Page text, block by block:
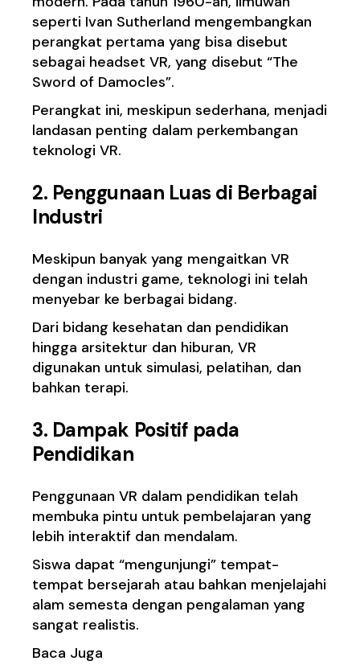
seperti Ivan Sutherland mengembangkan
perangkat pertama yang bisa disebut
sebagai headset VR, yang disebut “The
Sword of Damocles”.
Perangkat ini, meskipun sederhana, menjadi
landasan penting dalam perkembangan
teknologi VR.
2. Penggunaan Luas di Berbagai
Industri
Meskipun banyak yang mengaitkan VR
dengan industri game, teknologi ini telah
menyebar ke berbagai bidang.
Dari bidang kesehatan dan pendidikan
hingga arsitektur dan hiburan, VR
digunakan untuk simulasi, pelatihan, dan
bahkan terapi.
3. Dampak Positif pada
Pendidikan
Penggunaan VR dalam pendidikan telah
membuka pintu untuk pembelajaran yang
lebih interaktif dan mendalam.
Siswa dapat “mengunjungi” tempat-
tempat bersejarah atau bahkan menjelajahi
alam semesta dengan pengalaman yang
sangat realistis.
Baca Juga